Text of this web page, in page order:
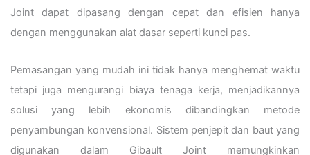
Joint dapat dipasang dengan cepat dan efisien hanya
dengan menggunakan alat dasar seperti kunci pas.
Pemasangan yang mudah ini tidak hanya menghemat waktu
tetapi juga mengurangi biaya tenaga kerja, menjadikannya
solusi yang lebih ekonomis dibandingkan metode
penyambungan konvensional. Sistem penjepit dan baut yang
digunakan dalam Gibault Joint memungkinkan